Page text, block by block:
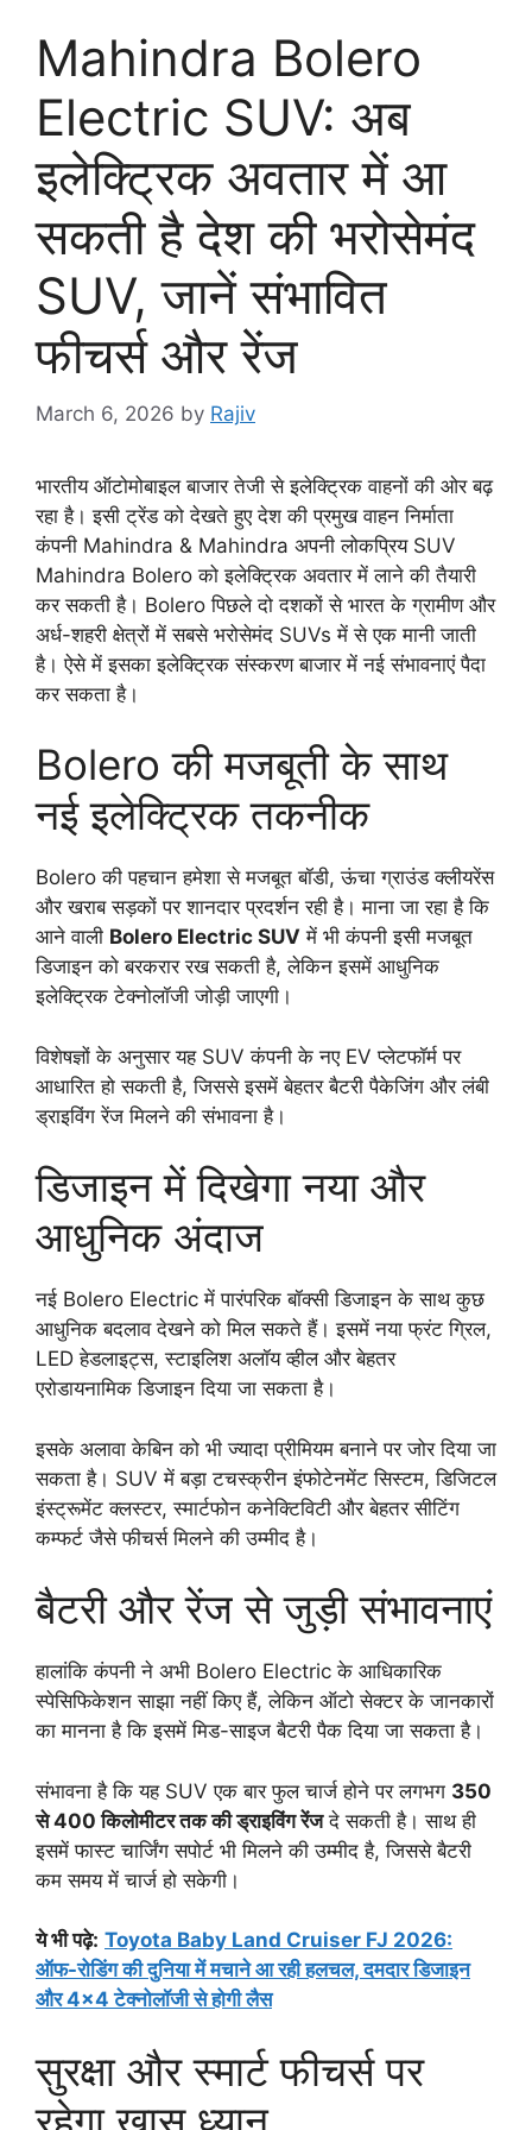
Mahindra Bolero
Electric SUV: अब
इलेक्ट्रिक अवतार में आ
सकती है देश की भरोसेमंद
SUV, जानें संभावित
फीचर्स और रेंज
March 6, 2026 by Rajiv
भारतीय ऑटोमोबाइल बाजार तेजी से इलेक्ट्रिक वाहनों की ओर बढ़
रहा है। इसी ट्रेंड को देखते हुए देश की प्रमुख वाहन निर्माता
कंपनी Mahindra & Mahindra अपनी लोकप्रिय SUV
Mahindra Bolero को इलेक्ट्रिक अवतार में लाने की तैयारी
कर सकती है। Bolero पिछले दो दशकों से भारत के ग्रामीण और
अर्ध-शहरी क्षेत्रों में सबसे भरोसेमंद SUVs में से एक मानी जाती
है। ऐसे में इसका इलेक्ट्रिक संस्करण बाजार में नई संभावनाएं पैदा
कर सकता है।
Bolero की मजबूती के साथ
नई इलेक्ट्रिक तकनीक
Bolero की पहचान हमेशा से मजबूत बॉडी, ऊंचा ग्राउंड क्लीयरेंस
और खराब सड़कों पर शानदार प्रदर्शन रही है। माना जा रहा है कि
आने वाली Bolero Electric SUV में भी कंपनी इसी मजबूत
डिजाइन को बरकरार रख सकती है, लेकिन इसमें आधुनिक
इलेक्ट्रिक टेक्नोलॉजी जोड़ी जाएगी।
विशेषज्ञों के अनुसार यह SUV कंपनी के नए EV प्लेटफॉर्म पर
आधारित हो सकती है, जिससे इसमें बेहतर बैटरी पैकेजिंग और लंबी
ड्राइविंग रेंज मिलने की संभावना है।
डिजाइन में दिखेगा नया और
आधुनिक अंदाज
नई Bolero Electric में पारंपरिक बॉक्सी डिजाइन के साथ कुछ
आधुनिक बदलाव देखने को मिल सकते हैं। इसमें नया फ्रंट ग्रिल,
LED हेडलाइट्स, स्टाइलिश अलॉय व्हील और बेहतर
एरोडायनामिक डिजाइन दिया जा सकता है।
इसके अलावा केबिन को भी ज्यादा प्रीमियम बनाने पर जोर दिया जा
सकता है। SUV में बड़ा टचस्क्रीन इंफोटेनमेंट सिस्टम, डिजिटल
इंस्ट्रूमेंट क्लस्टर, स्मार्टफोन कनेक्टिविटी और बेहतर सीटिंग
कम्फर्ट जैसे फीचर्स मिलने की उम्मीद है।
बैटरी और रेंज से जुड़ी संभावनाएं
हालांकि कंपनी ने अभी Bolero Electric के आधिकारिक
स्पेसिफिकेशन साझा नहीं किए हैं, लेकिन ऑटो सेक्टर के जानकारों
का मानना है कि इसमें मिड-साइज बैटरी पैक दिया जा सकता है।
संभावना है कि यह SUV एक बार फुल चार्ज होने पर लगभग 350
से 400 किलोमीटर तक की ड्राइविंग रेंजदे सकती है। साथ ही
इसमें फास्ट चार्जिंग सपोर्ट भी मिलने की उम्मीद है, जिससे बैटरी
कम समय में चार्ज हो सकेगी।
ये भी पढ़े: Toyota Baby Land Cruiser FJ 2026:
ऑफ-रोडिंग की दुनिया में मचाने आ रही हलचल, दमदार डिजाइन
और 4×4 टेक्नोलॉजी से होगी लैस
सुरक्षा और स्मार्ट फीचर्स पर